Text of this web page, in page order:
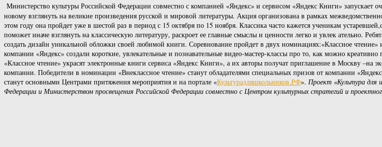
Министерство культуры Российской Федерации совместно с компанией «Яндекс» и сервисом «Яндекс Книги»
новому взглянуть на великие произведения русской и мировой литературы. Акция организована в рамках
этом году она пройдет уже в шестой раз в период с 15 октября по 15 ноября. Классика часто кажется ученикам
поможет иначе взглянуть на классическую литературу, раскроет ее главные смыслы и ценности легко и увлек ательно.
создать дизайн уникальной обложки своей любимой книги. Соревнование пройдет в двух номинациях:«Классное чтение»
компании «Яндекс» создали короткие, увлекательные и познавательные видео-мастер-классы про то, как можно
«Классное чтение» украсят электронные книги сервиса «Яндекс Книги», а их авторы получат приглашение в Москву –на
компании. Победители в номинации «Внеклассное чтение» станут обладателями специальных призов от компании
станут основными Центрами притяжения мероприятия и на портале «Культурадляшкольников.РФ». Проект «Культура для
Федерации и Министерством просвещения Российской Федерации совместно с Центром культурных стратегий и